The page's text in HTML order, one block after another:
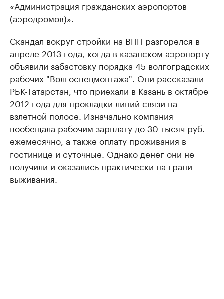
«Администрация гражданских аэропортов
(аэродромов)».
Скандал вокруг стройки на ВПП разгорелся в
апреле 2013 года, когда в казанском аэропорту
объявили забастовку порядка 45 волгоградских
рабочих "Волгоспецмонтажа". Они рассказали
РБК-Татарстан, что приехали в Казань в октябре
2012 года для прокладки линий связи на
взлетной полосе. Изначально компания
пообещала рабочим зарплату до 30 тысяч руб.
ежемесячно, а также оплату проживания в
гостинице и суточные. Однако денег они не
получили и оказались практически на грани
выживания.